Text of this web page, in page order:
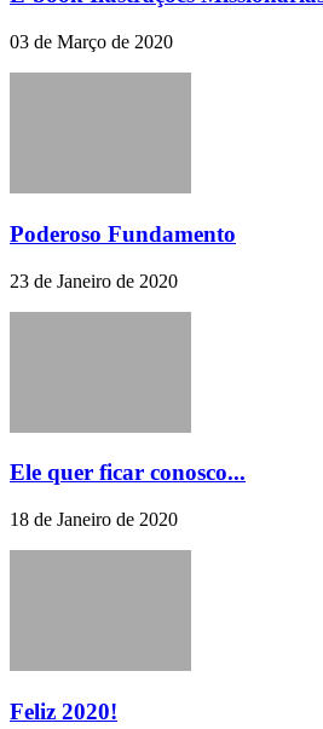
03 de Março de 2020
Poderoso Fundamento
23 de Janeiro de 2020
Ele quer ficar conosco...
18 de Janeiro de 2020
Feliz 2020!